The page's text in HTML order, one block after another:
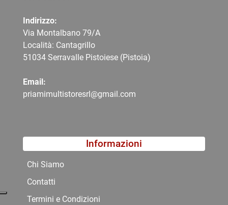
Indirizzo:
Via Montalbano 79/A
Località: Cantagrillo
51034 Serravalle Pistoiese (Pistoia)
Email:
priamimultistoresrl@gmail.com
Informazioni
Chi Siamo
Contatti
Termini e Condizioni